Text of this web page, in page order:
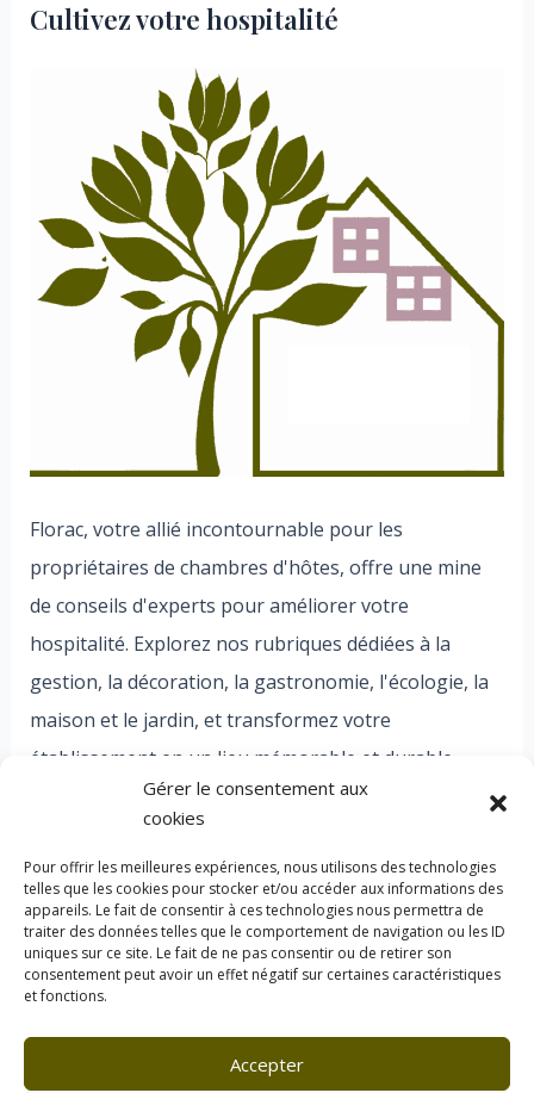
Gérer le consentement aux
cookies
Pour offrir les meilleures expériences, nous utilisons des technologies
telles que les cookies pour stocker et/ou accéder aux informations des
appareils. Le fait de consentir à ces technologies nous permettra de
traiter des données telles que le comportement de navigation ou les ID
uniques sur ce site. Le fait de ne pas consentir ou de retirer son
consentement peut avoir un effet négatif sur certaines caractéristiques
et fonctions.
Accepter
Cultivez votre hospitalité
Florac, votre allié incontournable pour les
propriétaires de chambres d'hôtes, offre une mine
de conseils d'experts pour améliorer votre
hospitalité. Explorez nos rubriques dédiées à la
gestion, la décoration, la gastronomie, l'écologie, la
maison et le jardin, et transformez votre
établissement en un lieu mémorable et durable.
Bienvenue dans l'univers Florac, où chaque détail
Politique des cookies